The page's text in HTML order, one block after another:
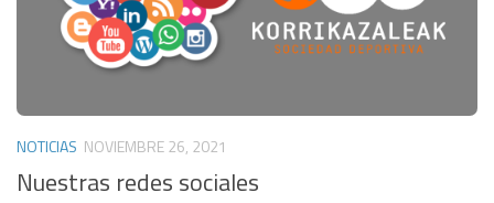
NOTICIAS NOVIEMBRE 26, 2021
Nuestras redes sociales